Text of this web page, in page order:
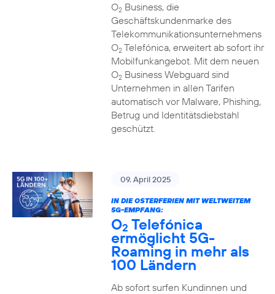
O2Business, die
Geschäftskundenmarke des
Telekommunikationsunternehmens
O2Telefónica, erweitert ab sofort ihr
Mobilfunkangebot. Mit dem neuen
O2Business Webguard sind
Unternehmen in allen Tarifen
automatisch vor Malware, Phishing,
Betrug und Identitätsdiebstahl
geschützt.
09. April 2025
IN DIE OSTERFERIEN MIT WELTWEITEM
5G-EMPFANG:
O2 Telefónica
ermöglicht 5G-
Roaming in mehr als
100 Ländern
Ab sofort surfen Kundinnen und